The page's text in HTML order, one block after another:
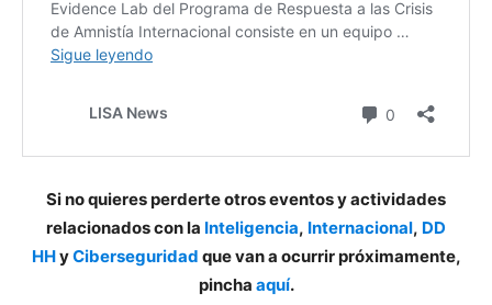
Si no quieres perderte otros eventos y actividades
relacionados con la Inteligencia, Internacional, DD
HHyCiberseguridad que van a ocurrir próximamente,
pincha aquí.